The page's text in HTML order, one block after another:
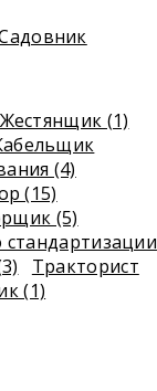
Жестянщик (1)
(4)
(15)
(5)
Тракторист
(1)